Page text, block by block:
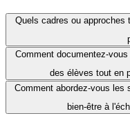
Quels cadres ou approches
Comment documentez-
des élèves tout en
Comment abordez-vous les
bien-être à